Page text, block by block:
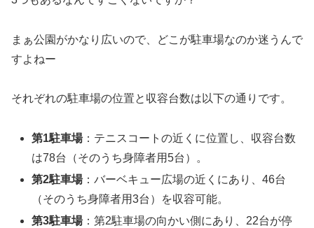
まぁ公園がかなり広いので、どこが駐車場なのか迷うんで
すよねー
それぞれの駐車場の位置と収容台数は以下の通りです。
第1駐車場：テニスコートの近くに位置し、収容台数
は78台（そのうち身障者用5台）。
第2駐車場：バーベキュー広場の近くにあり、46台
（そのうち身障者用3台）を収容可能。
第3駐車場：第2駐車場の向かい側にあり、22台が停